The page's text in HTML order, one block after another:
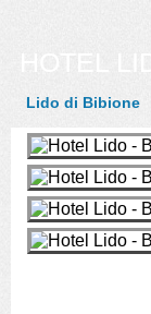
Lido di Bibione